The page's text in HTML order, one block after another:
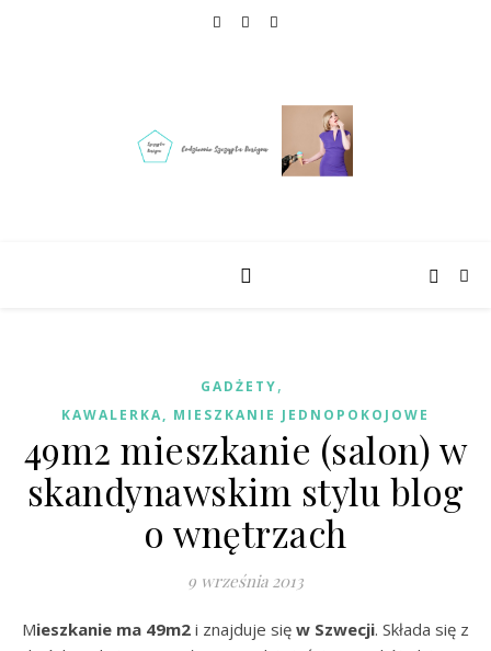
GADŻETY,
KAWALERKA, MIESZKANIE JEDNOPOKOJOWE
49m2 mieszkanie (salon) w
skandynawskim stylu blog
o wnętrzach
9 września 2013
Mieszkanie ma 49m2 i znajduje się w Szwecji. Składa się z